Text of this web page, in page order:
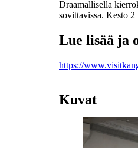
Draamallisella
sovittavissa. Kesto
Lue lisää ja
https://
Kuvat